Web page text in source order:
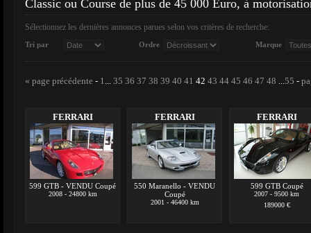
Classic ou Course de plus de 45 000 Euro, à
Sélectionnez les dernières annonces parues selon vos critères de recherche:
Tri par Ordre Marque
« page précédente - 1... 35 36 37 38 39 40 41 42 43 44 45 46 47 48 ...55 -
FERRARI
599 GTB - VENDU Coupé
2008 - 24800 km
FERRARI
550 Maranello - VENDU
Coupé
2001 - 46400 km
FERRARI
599 GTB Coupé
2007 - 9500 km
189000 €